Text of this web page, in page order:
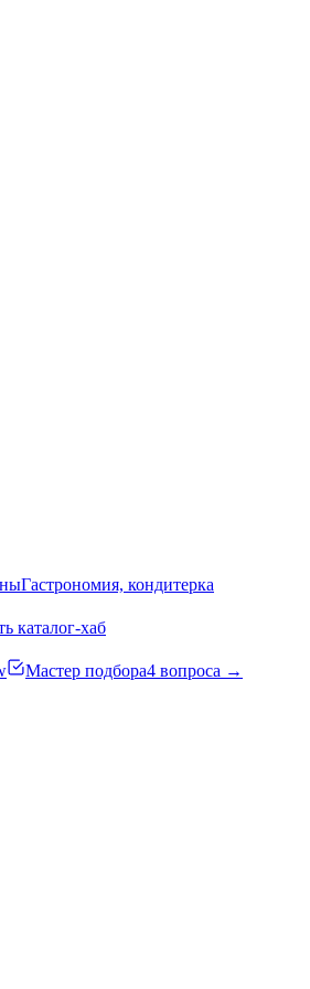
Гастрономия, кондитерка
каталог-хаб
Мастер подбора4 вопроса →